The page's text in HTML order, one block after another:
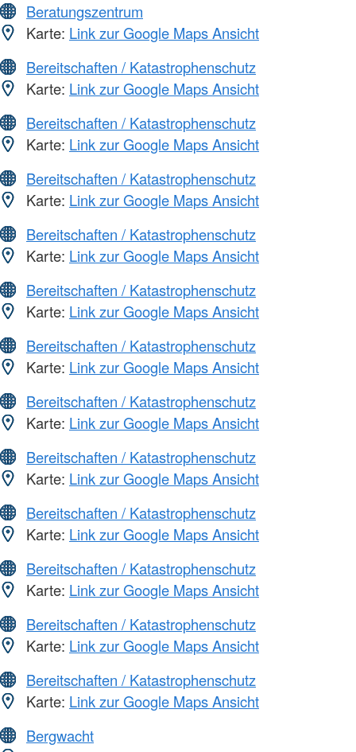
Beratungszentrum
Karte: Link zur Google Maps Ansicht
Bereitschaften / Katastrophenschutz
Karte: Link zur Google Maps Ansicht
Bereitschaften / Katastrophenschutz
Karte: Link zur Google Maps Ansicht
Bereitschaften / Katastrophenschutz
Karte: Link zur Google Maps Ansicht
Bereitschaften / Katastrophenschutz
Karte: Link zur Google Maps Ansicht
Bereitschaften / Katastrophenschutz
Karte: Link zur Google Maps Ansicht
Bereitschaften / Katastrophenschutz
Karte: Link zur Google Maps Ansicht
Bereitschaften / Katastrophenschutz
Karte: Link zur Google Maps Ansicht
Bereitschaften / Katastrophenschutz
Karte: Link zur Google Maps Ansicht
Bereitschaften / Katastrophenschutz
Karte: Link zur Google Maps Ansicht
Bereitschaften / Katastrophenschutz
Karte: Link zur Google Maps Ansicht
Bereitschaften / Katastrophenschutz
Karte: Link zur Google Maps Ansicht
Bereitschaften / Katastrophenschutz
Karte: Link zur Google Maps Ansicht
Bergwacht